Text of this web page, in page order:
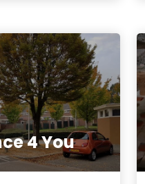
4 You